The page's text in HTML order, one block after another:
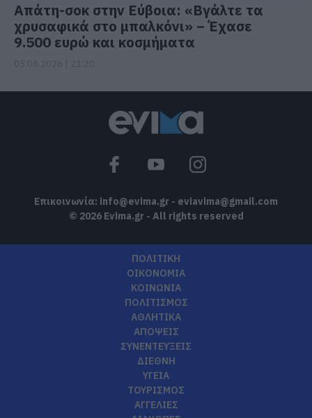
Απάτη-σοκ στην Εύβοια: «Βγάλτε τα
χρυσαφικά στο μπαλκόνι» – Έχασε
9.500 ευρώ και κοσμήματα
Επικοινωνία: info@evima.gr - eviavima@gmail.com
© 2026 Evima.gr - All rights reserved
ΠΟΛΙΤΙΚΗ
ΟΙΚΟΝΟΜΙΑ
ΚΟΙΝΩΝΙΑ
ΠΟΛΙΤΙΣΜΟΣ
ΑΘΛΗΤΙΚΑ
ΑΠΟΨΕΙΣ
ΣΥΝΕΝΤΕΥΞΕΙΣ
ΔΙΕΘΝΗ
ΥΓΕΙΑ
ΤΟΥΡΙΣΜΟΣ
ΑΓΓΕΛΙΕΣ